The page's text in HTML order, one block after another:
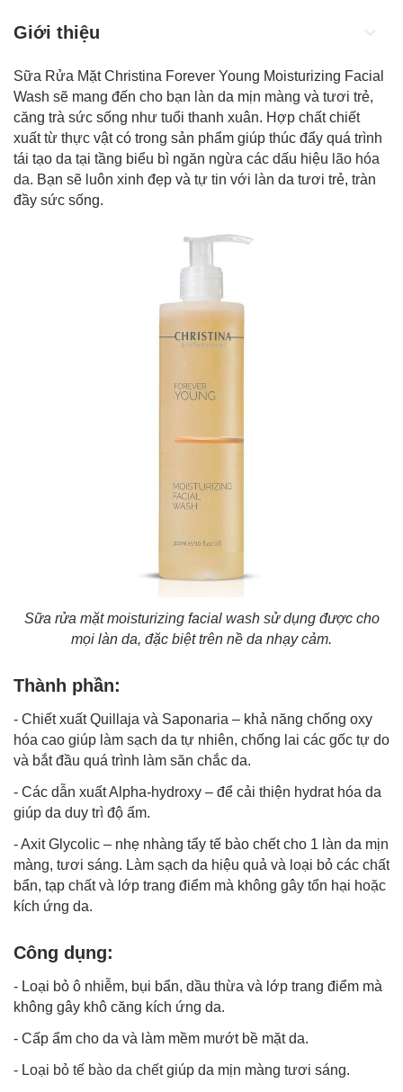
Giới thiệu
Sữa Rửa Mặt Christina Forever Young Moisturizing Facial
Wash sẽ mang đến cho bạn làn da mịn màng và tươi trẻ,
căng trà sức sống như tuổi thanh xuân. Hợp chất chiết
xuất từ thực vật có trong sản phẩm giúp thúc đẩy quá trình
tái tạo da tại tầng biểu bì ngăn ngừa các dấu hiệu lão hóa
da. Bạn sẽ luôn xinh đẹp và tự tin với làn da tươi trẻ, tràn
đầy sức sống.
Sữa rửa mặt moisturizing facial wash sử dụng được cho
mọi làn da, đặc biệt trên nề da nhạy cảm.
Thành phần:
- Chiết xuất Quillaja và Saponaria – khả năng chống oxy
hóa cao giúp làm sạch da tự nhiên, chống lai các gốc tự do
và bắt đầu quá trình làm săn chắc da.
- Các dẫn xuất Alpha-hydroxy – để cải thiện hydrat hóa da
giúp da duy trì độ ẩm.
- Axit Glycolic – nhẹ nhàng tẩy tế bào chết cho 1 làn da mịn
màng, tươi sáng. Làm sạch da hiệu quả và loại bỏ các chất
bẩn, tạp chất và lớp trang điểm mà không gây tổn hại hoặc
kích ứng da.
Công dụng:
- Loại bỏ ô nhiễm, bụi bẩn, dầu thừa và lớp trang điểm mà
không gây khô căng kích ứng da.
- Cấp ẩm cho da và làm mềm mướt bề mặt da.
- Loại bỏ tế bào da chếtgiúp da mịn màng tươi sáng.